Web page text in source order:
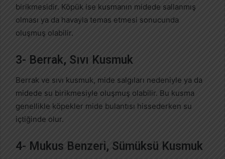
birikmesidir. Köpük ise kusmanın midede sallanmış
olması ya da havayla temas etmesi sonucunda
oluşmuş olabilir.
3- Berrak, Sıvı Kusmuk
Berrak ve sıvı kusmuk, mide salgıları nedeniyle ya da
midede su birikmesiyle oluşmuş olabilir. Bu kusma
genellikle köpekler mide bulantısı hissederken su
içtiğinde olur.
4- Mukus Benzeri, Sümüksü Kusmuk